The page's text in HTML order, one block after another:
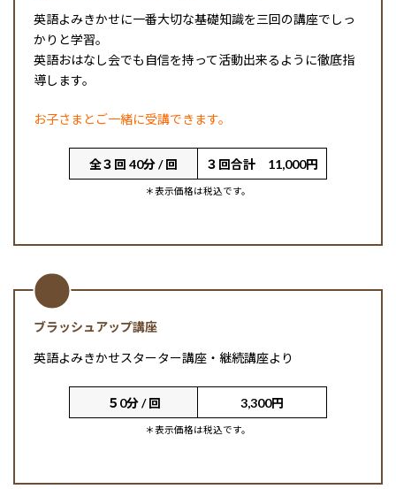
英語よみきかせに一番大切な基礎知識を三回の講座でしっ
かりと学習。
英語おはなし会でも自信を持って活動出来るように徹底指
導します。
お子さまとご一緒に受講できます。
全３回 40分 / 回 ３回合計 11,000円
＊表示価格は税込です。
ブラッシュアップ講座
英語よみきかせスターター講座・継続講座より
５0分 / 回 3,300円
＊表示価格は税込です。